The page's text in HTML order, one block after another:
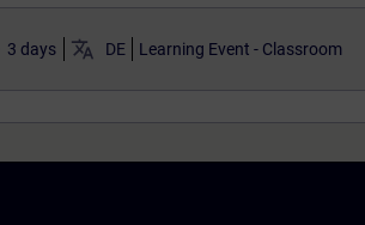
3 days translate DE Learning Event - Classroom